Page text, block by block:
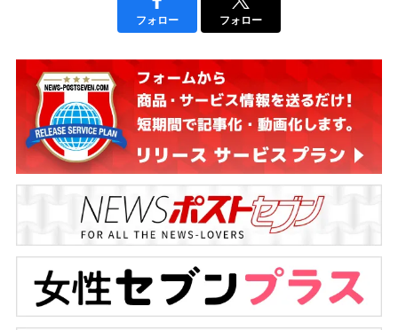
フォロー フォロー